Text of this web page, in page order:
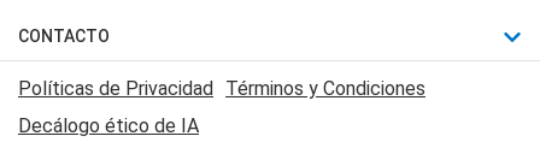
Judiciales
Economia
Trucos caseros
Series y Películas
Edictos y Solicitadas
Mundial
Automovilismo
Rugby
Canal 7 en Vivo
CONTACTO
Acerca de Nosotros
Contactanos
Políticas de Privacidad Términos y Condiciones
Decálogo ético de IA